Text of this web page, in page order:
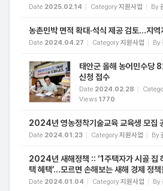
Date 2025.02.14 Category지원사업 By
농촌민박 면적 확대·석식 제공 검토…지역
Date 2024.04.27 Category지원사업 By
태안군 올해 농어민수당
신청 접수
Date 2024.02.28
Views 1770
2024년 영농정착기술교육 교육생 모집
Date 2024.01.23 Category지원사업 By
2024년 새해정책 :: ‘1주택자가 시골 집
택 혜택’…모르면 손해보는 새해 경제 정책
Date 2024.01.04 Category지원사업 By